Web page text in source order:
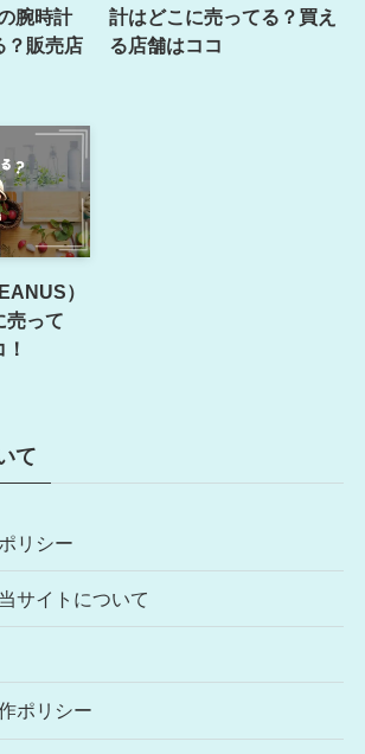
腕時計
？販売店
計はどこに売ってる？買え
る店舗はココ
）
売って
て
リシー
サイトについて
ポリシー